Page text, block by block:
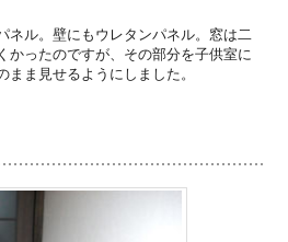
ネル。壁にもウレタンパネル。窓は二
かったのですが、その部分を子供室に
ま見せるようにしました。